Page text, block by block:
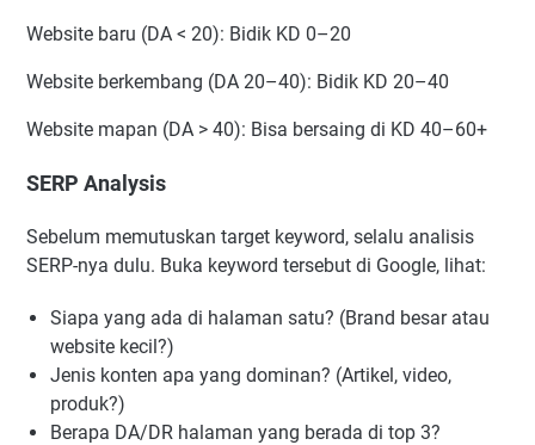
Website baru (DA < 20): Bidik KD 0–20
Website berkembang (DA 20–40): Bidik KD 20–40
Website mapan (DA > 40): Bisa bersaing di KD 40–60+
SERP Analysis
Sebelum memutuskan target keyword, selalu analisis
SERP-nya dulu. Buka keyword tersebut di Google, lihat:
Siapa yang ada di halaman satu? (Brand besar atau
website kecil?)
Jenis konten apa yang dominan? (Artikel, video,
produk?)
Berapa DA/DR halaman yang berada di top 3?